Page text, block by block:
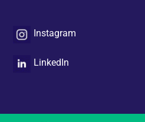
Instagram
LinkedIn